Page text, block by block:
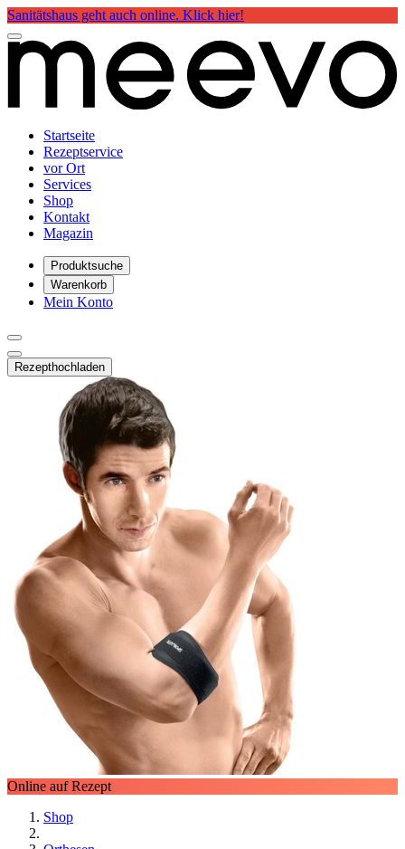
Sanitätshaus geht auch online. Klick hier!
Startseite
Rezeptservice
vor Ort
Services
Shop
Kontakt
Magazin
Produktsuche
Warenkorb
Mein Konto
Rezepthochladen
Online auf Rezept
Shop